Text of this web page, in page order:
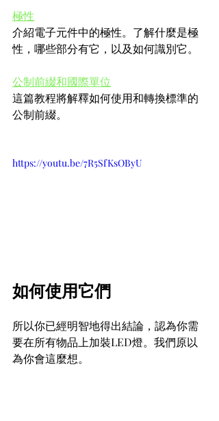
極性
介紹電子元件中的極性。了解什麼是極
性，哪些部分有它，以及如何識別它。
公制前綴和國際單位
這篇教程將解釋如何使用和轉換標準的
公制前綴。
https://youtu.be/7R5SfKsOByU
如何使用它們
所以你已經明智地得出結論，認為你需
要在所有物品上加裝LED燈。我們原以
為你會這麼想。